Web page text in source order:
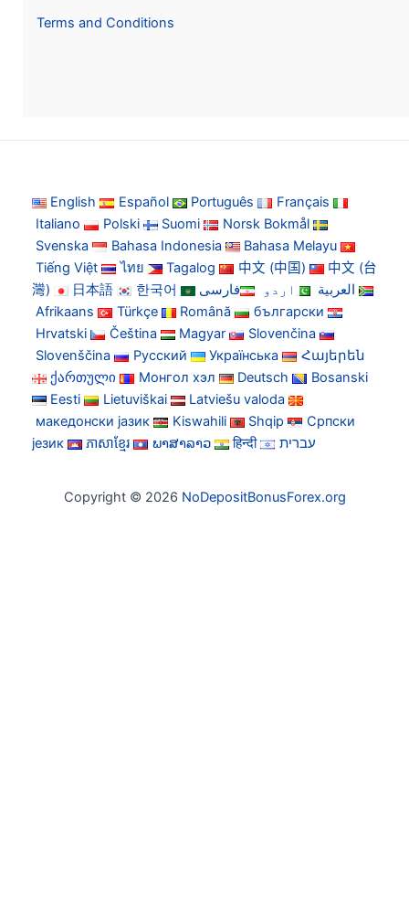
Terms and Conditions
English Español Português
Français
Italiano
Polski Suomi
Norsk Bokmål
Svenska
Bahasa Indonesia
Bahasa Melayu
Tiếng Việt
ไทย Tagalog 中文 (中国)
中文 (台
灣)
日本語 한국어 العربية اردو
فارسی
Afrikaans
Türkçe Română
български
Hrvatski
Čeština Magyar
Slovenčina
Slovenščina
Русский Українська
Հայերեն
ქართული
Монгол хэл Deutsch
Bosanski
Eesti
Lietuviškai
Latviešu valoda
македонски јазик
Kiswahili Shqip
Српски
језик
ភាសាខ្មែរ ພາສາລາວ हिन्दी עברית
Copyright © 2026 NoDepositBonusForex.org